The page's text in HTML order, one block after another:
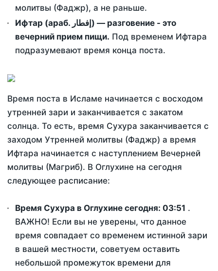
молитвы (Фаджр), а не раньше.
Ифтар (араб. إفطار) — разговение - это
вечерний прием пищи. Под временем Ифтара
подразумевают время конца поста.
Время поста в Исламе начинается с восходом
утренней зари и заканчивается с закатом
солнца. То есть, время Сухура заканчивается с
заходом Утренней молитвы (Фаджр) а время
Ифтара начинается с наступлением Вечерней
молитвы (Магриб). В Оглухине на сегодня
следующее расписание:
Время Сухура в Оглухине сегодня: 03:51 .
ВАЖНО! Если вы не уверены, что данное
время совпадает со временем истинной зари
в вашей местности, советуем оставить
небольшой промежуток времени для